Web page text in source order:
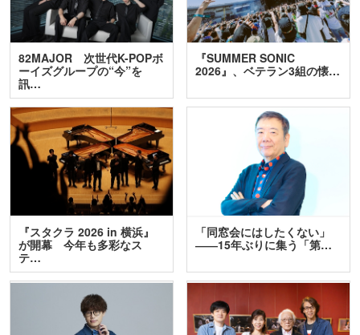
82MAJOR 次世代K-POPボ
ーイズグループの“今”を
訊…
『SUMMER SONIC
2026』、ベテラン3組の懐…
『スタクラ 2026 in 横浜』
が開幕 今年も多彩なス
テ…
「同窓会にはしたくない」
――15年ぶりに集う「第…